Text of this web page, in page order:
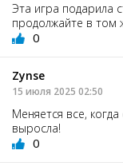
Эта игра подарила
продолжайте в том
0
Zynse
15 июля 2025 02:50
Меняется все,
выросла!
0